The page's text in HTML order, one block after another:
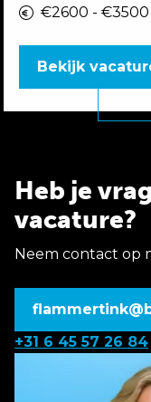
€2600 -
Bekijk
Heb je
vacature?
Neem contact op
+31 6 45 57 26 84